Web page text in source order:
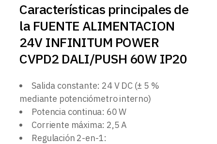
Características principales de
la FUENTE ALIMENTACION
24V INFINITUM POWER
CVPD2 DALI/PUSH 60W IP20
Salida constante: 24 V DC (± 5 %
mediante potenciómetro interno)
Potencia continua: 60 W
Corriente máxima: 2,5 A
Regulación 2-en-1: